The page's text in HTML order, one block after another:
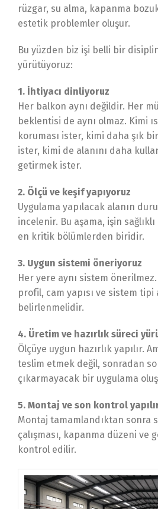
rüzgar, su alma, kapanma
estetik problemler oluşur.
Bu yüzden biz işi belli bir
yürütüyoruz:
1. İhtiyacı dinliyoruz
Her balkon aynı değildir. Her
beklentisi de aynı olmaz. Kimi
koruması ister, kimi daha şık
ister, kimi de alanını daha
getirmek ister.
2. Ölçü ve keşif yapıyoruz
Uygulama yapılacak alanın
incelenir. Bu aşama, işin
en kritik bölümlerden biridir.
3. Uygun sistemi öneriyoruz
Her yere aynı sistem
profil, cam yapısı ve sistem tipi
belirlenmelidir.
4. Üretim ve hazırlık süreci
Ölçüye uygun hazırlık yapılır.
teslim etmek değil, sonradan
çıkarmayacak bir uygulama
5. Montaj ve son kontrol
Montaj tamamlandıktan sonra
çalışması, kapanma düzeni ve
kontrol edilir.